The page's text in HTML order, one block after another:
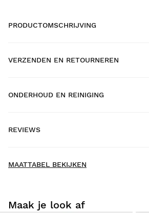
PRODUCTOMSCHRIJVING
VERZENDEN EN RETOURNEREN
Thuisbezorging
ONDERHOUD EN REINIGING
REVIEWS
MAATTABEL BEKIJKEN
Maak je look af